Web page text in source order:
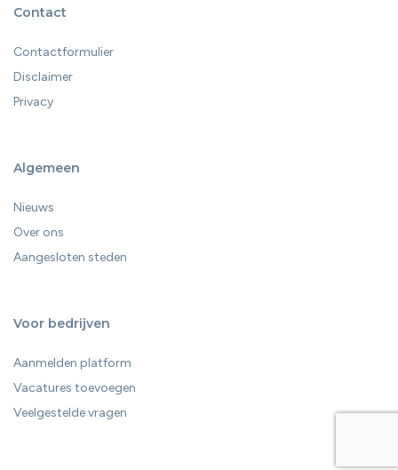
Contact
Contactformulier
Disclaimer
Privacy
Algemeen
Nieuws
Over ons
Aangesloten steden
Voor bedrijven
Aanmelden platform
Vacatures toevoegen
Veelgestelde vragen